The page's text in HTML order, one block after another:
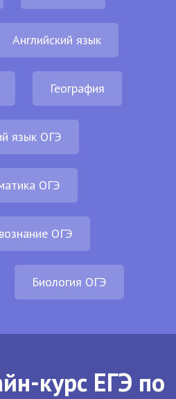
Английский язык
География
язык ОГЭ
ОГЭ
ОГЭ
Биология ОГЭ
курс ЕГЭ по